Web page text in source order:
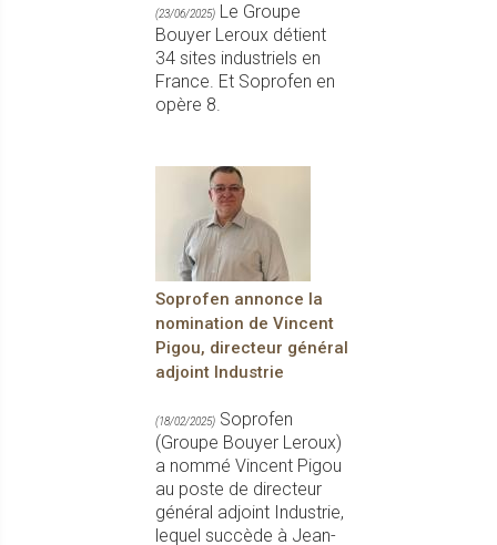
(23/06/2025) Le Groupe
Bouyer Leroux détient
34 sites industriels en
France. Et Soprofen en
opère 8.
Soprofen annonce la
nomination de Vincent
Pigou, directeur général
adjoint Industrie
(18/02/2025) Soprofen
(Groupe Bouyer Leroux)
a nommé Vincent Pigou
au poste de directeur
général adjoint Industrie,
lequel succède à Jean-